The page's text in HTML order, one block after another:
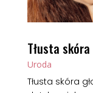
Tłusta
Uroda
Tłusta skóra